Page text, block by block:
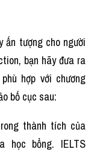
ấn tượng cho người
bạn hãy đưa ra
hợp với chương
bố cục sau:
thành tích của
học bổng. IELTS